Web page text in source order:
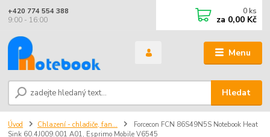
Menu
Hledat
+420 774 554 388
9:00 - 16:00
0 ks
za 0,00 Kč
Úvod Chlazení - chladiče, fan...
Forcecon FCN 86S49N5S Notebook Heat
Sink 60.4J009.001 A01, Esprimo Mobile V6545